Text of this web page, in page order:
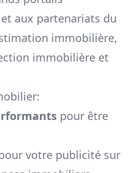
aux partenariats du
immobilière,
immobilière et
pour être
votre publicité sur